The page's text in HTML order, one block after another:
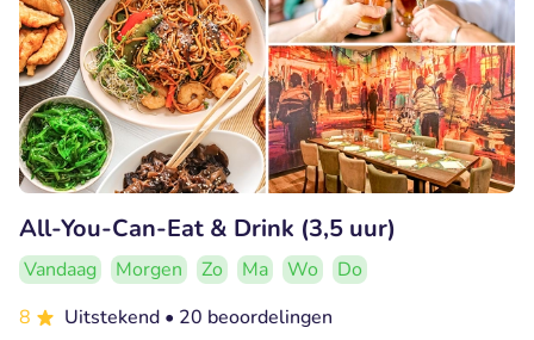
All-You-Can-Eat & Drink (3,5 uur)
Vandaag Morgen Zo Ma Wo
Do
8
Uitstekend • 20 beoordelingen